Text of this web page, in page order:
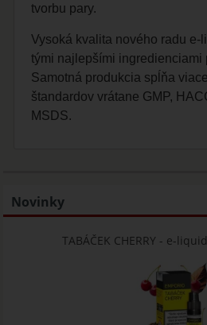
tvorbu pary.
Vysoká kvalita nového radu e-
tými najlepšími ingredienciami
Samotná produkcia spĺňa
štandardov vrátane GMP,
MSDS.
Novinky
TABÁČEK CHERRY - e-